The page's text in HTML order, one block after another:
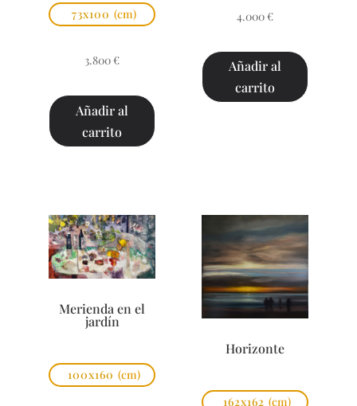
73x100 (cm)
3.800 €
Añadir al
carrito
4.000 €
Añadir al
carrito
Merienda en el
jardín
100x160 (cm)
Horizonte
162x162 (cm)